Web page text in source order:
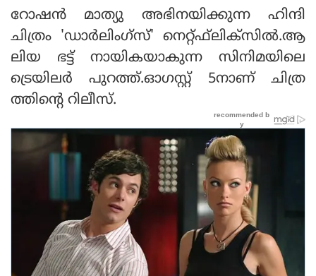
റോഷന്‍ മാത്യു അഭിനയിക്കുന്ന ഹിന്ദി
ചിത്രം 'ഡാര്‍ലിംഗ്‌സ്' നെറ്റ്ഫ്‌ലിക്‌സില്‍.ആ
ലിയ ഭട്ട് നായികയാകുന്ന സിനിമയിലെ
ട്രെയിലര്‍ പുറത്ത്.ഓഗസ്റ്റ് 5നാണ് ചിത്ര
ത്തിന്റെ റിലീസ്.